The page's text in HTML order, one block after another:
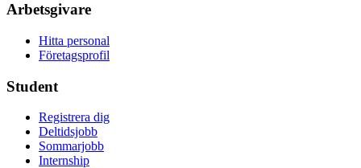
Arbetsgivare
Hitta personal
Företagsprofil
Student
Registrera dig
Deltidsjobb
Sommarjobb
Internship